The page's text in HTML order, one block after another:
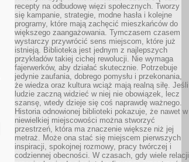
recepty na odbudowę więzi społecznych. Tworzy
się kampanie, strategie, modne hasła i kolejne
programy, które mają zachęcić mieszkańców do
większego zaangażowania. Tymczasem czasem
wystarczy przywrócić sens miejscom, które już
istnieją. Biblioteka jest jednym z najlepszych
przykładów takiej cichej rewolucji. Nie wymaga
fajerwerków, aby działać skutecznie. Potrzebuje
jedynie zaufania, dobrego pomysłu i przekonania,
że wiedza oraz kultura wciąż mają realną siłę. Jeśli
ludzie zaczną widzieć w niej nie obowiązek, lecz
szansę, wtedy dzieje się coś naprawdę ważnego.
Historia odnowionej biblioteki pokazuje, że nawet w
niewielkiej miejscowości można stworzyć
przestrzeń, która ma znaczenie większe niż jej
metraż. Może ona stać się miejscem pierwszych
inspiracji, spokojnej rozmowy, pracy twórczej i
codziennej obecności. W czasach, gdy wiele relacji